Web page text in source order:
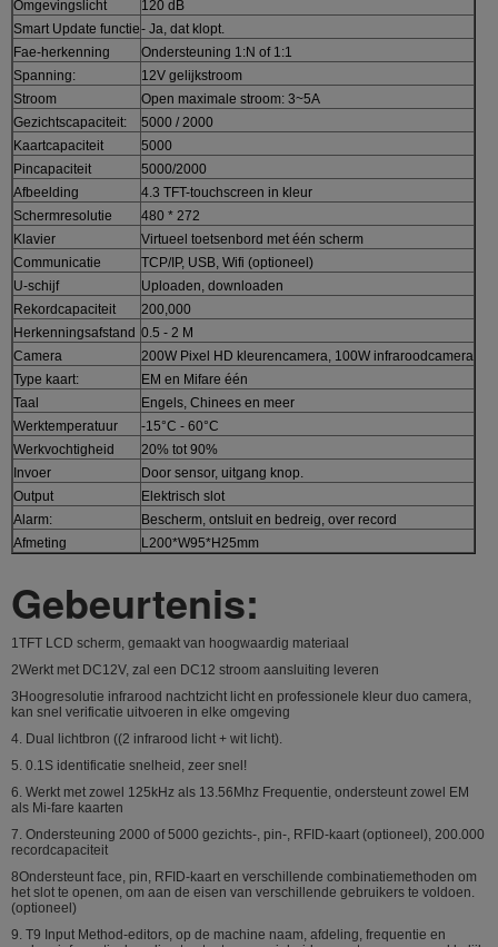
Omgevingslicht
120 dB
Smart Update functie- Ja, dat klopt.
Fae-herkenning
Ondersteuning 1:N of 1:1
Spanning:
12V gelijkstroom
Stroom
Open maximale stroom: 3~5A
Gezichtscapaciteit:
5000 / 2000
Kaartcapaciteit
5000
Pincapaciteit
5000/2000
Afbeelding
4.3 TFT-touchscreen in kleur
Schermresolutie
480 * 272
Klavier
Virtueel toetsenbord met één scherm
Communicatie
TCP/IP, USB, Wifi (optioneel)
U-schijf
Uploaden, downloaden
Rekordcapaciteit
200,000
Herkenningsafstand 0.5 - 2 M
Camera
200W Pixel HD kleurencamera, 100W infraroodcamera
Type kaart:
EM en Mifare één
Taal
Engels, Chinees en meer
Werktemperatuur
-15°C - 60°C
Werkvochtigheid
20% tot 90%
Invoer
Door sensor, uitgang knop.
Output
Elektrisch slot
Alarm:
Bescherm, ontsluit en bedreig, over record
Afmeting
L200*W95*H25mm
Gebeurtenis:
1TFT LCD scherm, gemaakt van hoogwaardig materiaal
2Werkt met DC12V, zal een DC12 stroom aansluiting leveren
3Hoogresolutie infrarood nachtzicht licht en professionele kleur duo camera,
kan snel verificatie uitvoeren in elke omgeving
4. Dual lichtbron ((2 infrarood licht + wit licht).
5. 0.1S identificatie snelheid, zeer snel!
6. Werkt met zowel 125kHz als 13.56Mhz Frequentie, ondersteunt zowel EM
als Mi-fare kaarten
7. Ondersteuning 2000 of 5000 gezichts-, pin-, RFID-kaart (optioneel), 200.000
recordcapaciteit
8Ondersteunt face, pin, RFID-kaart en verschillende combinatiemethoden om
het slot te openen, om aan de eisen van verschillende gebruikers te voldoen.
(optioneel)
9. T9 Input Method-editors, op de machine naam, afdeling, frequentie en